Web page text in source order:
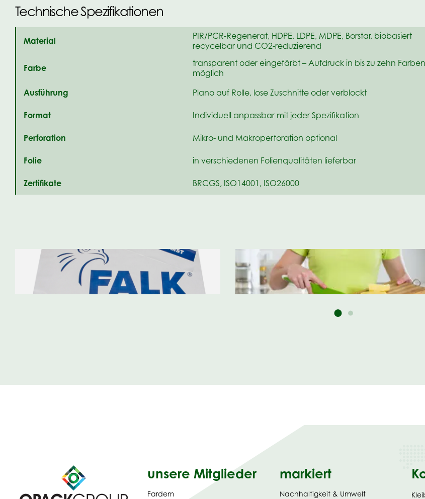
Technische Spezifikationen
Material
PIR/PCR-Regenerat, HDPE, LDPE, MDPE, Borstar, biobasiert
recycelbar und CO2-reduzierend
Farbe
transparent oder eingefärbt – Aufdruck in bis zu zehn Farben
möglich
Ausführung
Plano auf Rolle, lose Zuschnitte oder verblockt
Format Individuell anpassbar mit jeder Spezifikation
Perforation Mikro- und Makroperforation optional
Folie in verschiedenen Folienqualitäten lieferbar
Zertifikate BRCGS, ISO14001, ISO26000
unsere Mitglieder
Fardem
markiert
Nachhaltigkeit & Umwelt